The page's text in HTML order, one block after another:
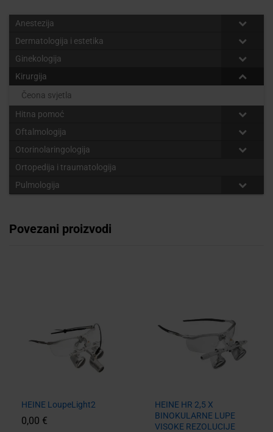
Anestezija
Dermatologija i estetika
Ginekologija
Kirurgija
Čeona svjetla
Hitna pomoć
Oftalmologija
Otorinolaringologija
Ortopedija i traumatologija
Pulmologija
Povezani proizvodi
HEINE LoupeLight2
0,00 €
HEINE HR 2,5 X
BINOKULARNE LUPE
VISOKE REZOLUCIJE